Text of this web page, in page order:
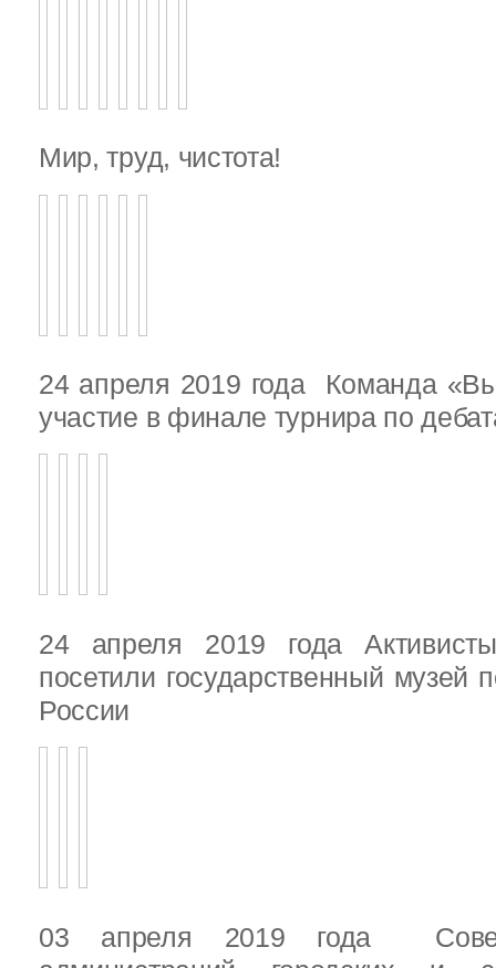
Мир, труд, чистота!
24 апреля 2019 года Команда
участие в финале турнира по
24 апреля 2019 года
посетили государственный музей
России
03 апреля 2019 года